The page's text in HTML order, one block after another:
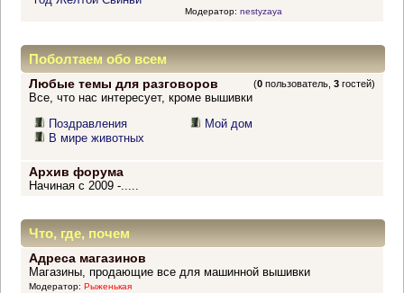
Модератор: nestyzaya
Поболтаем обо всем
Любые темы для разговоров (0 пользователь,3 гостей)
Все, что нас интересует, кроме вышивки
Поздравления
В мире животных
Мой дом
Архив форума
Начиная с 2009 -.....
Что, где, почем
Адреса магазинов
Магазины, продающие все для машинной вышивки
Модератор: Рыженькая